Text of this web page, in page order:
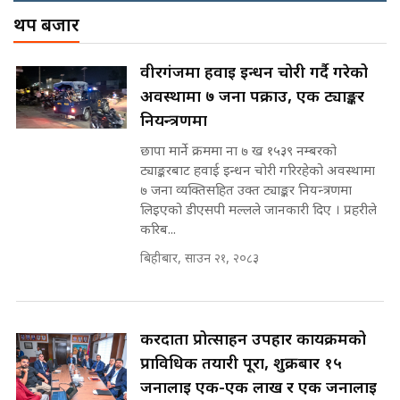
वैधानिकता || Cannabis legalized
राष्ट्रिय सवालमा ९ दल एकजुट ||
Prachanda, Rabi, Gagan Stand
on the Same Page ||
SIDHAKURA ||
सहकारी पीडितसँग मन्त्री प्रतिभा रावलले
भनिन्–साथ दिनुहोस्, दबाब होइन ||
Sidhakura || Pratibha Rawal
SIDHAKURA ||
SIDHAKURA
पोप्पोको पासोः कमाउने लोभमा घरबार नै
उठिबास | The Dark Side of
'Poppo Live'-SIDHAKURA
INVESTIGATION
मन्त्री आउने बित्तिकै सुरु भएको थियो
घुसको डिल || Raj Kumar Gupta ||
SIDHAKURA ||
घुसको डिल गर्ने मन्त्रीकाे राजिनामा,
भूमिसुधार मन्त्रीलाई जोगाइदै ! ||
SIDHAKURA ||
थप बजार
वीरगंजमा हवाई इन्धन चोरी गर्दै गरेको
अवस्थामा ७ जना पक्राउ, एक ट्याङ्कर
नियन्त्रणमा
छापा मार्ने क्रममा ना ७ ख १५३९ नम्बरको
ट्याङ्करबाट हवाई इन्धन चोरी गरिरहेको अवस्थामा
७ जना व्यक्तिसहित उक्त ट्याङ्कर नियन्त्रणमा
लिइएको डीएसपी मल्लले जानकारी दिए । प्रहरीले
करिब...
बिहीबार, साउन २१, २०८३
करदाता प्रोत्साहन उपहार कार्यक्रमको
प्राविधिक तयारी पूरा, शुक्रबार १५
जनालाई एक-एक लाख र एक जनालाई